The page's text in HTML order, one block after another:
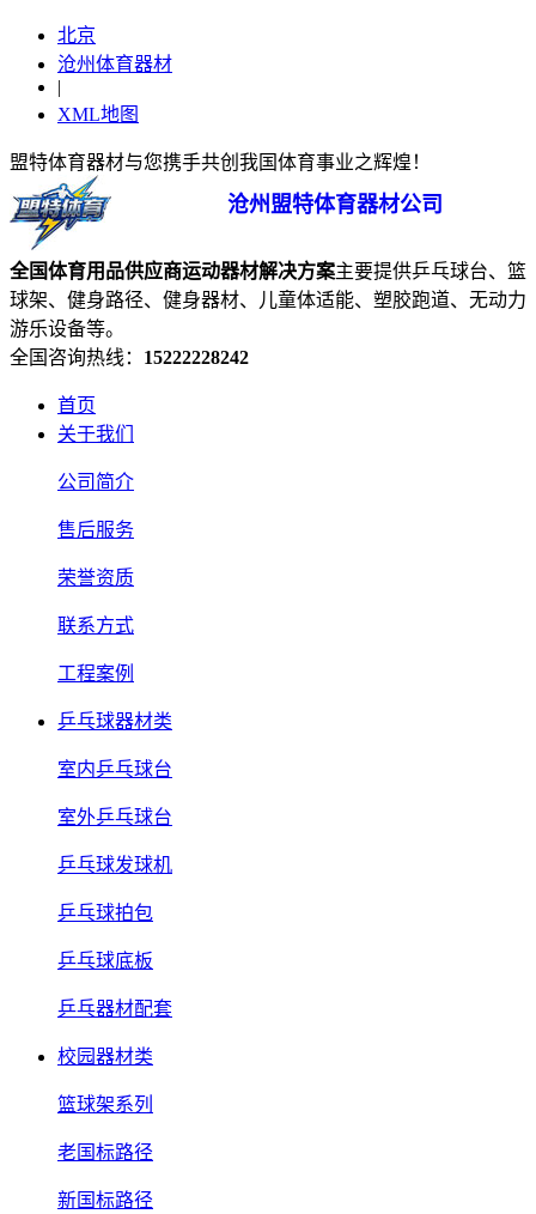
北京
沧州体育器材
|
XML地图
盟特体育器材与您携手共创我国体育事业之辉煌！
沧州盟特体育器材公司
全国体育用品供应商运动器材解决方案主要提供乒乓球台、篮
球架、健身路径、健身器材、儿童体适能、塑胶跑道、无动力
游乐设备等。
全国咨询热线： 15222228242
首页
关于我们
公司简介
售后服务
荣誉资质
联系方式
工程案例
乒乓球器材类
室内乒乓球台
室外乒乓球台
乒乓球发球机
乒乓球拍包
乒乓球底板
乒乓器材配套
校园器材类
篮球架系列
老国标路径
新国标路径